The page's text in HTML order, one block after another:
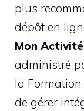
plus
dépôt en
Mon
administré
la
de gérer